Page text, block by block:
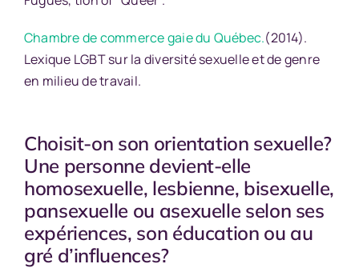
Chambre de commerce gaie du Québec.(2014).
Lexique LGBT sur la diversité sexuelle et de genre
en milieu de travail.
Choisit-on son orientation sexuelle?
Une personne devient-elle
homosexuelle, lesbienne, bisexuelle,
pansexuelle ou asexuelle selon ses
expériences, son éducation ou au
gré d’influences?